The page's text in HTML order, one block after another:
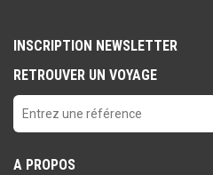
INSCRIPTION NEWSLETTER
RETROUVER UN VOYAGE
A PROPOS